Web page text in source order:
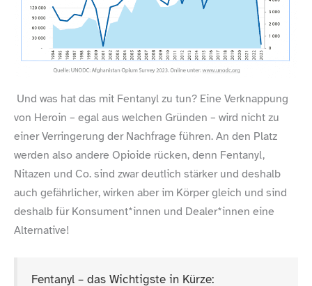
Und was hat das mit Fentanyl zu tun? Eine Verknappung
von Heroin – egal aus welchen Gründen – wird nicht zu
einer Verringerung der Nachfrage führen. An den Platz
werden also andere Opioide rücken, denn Fentanyl,
Nitazen und Co. sind zwar deutlich stärker und deshalb
auch gefährlicher, wirken aber im Körper gleich und sind
deshalb für Konsument*innen und Dealer*innen eine
Alternative!
Fentanyl – das Wichtigste in Kürze: